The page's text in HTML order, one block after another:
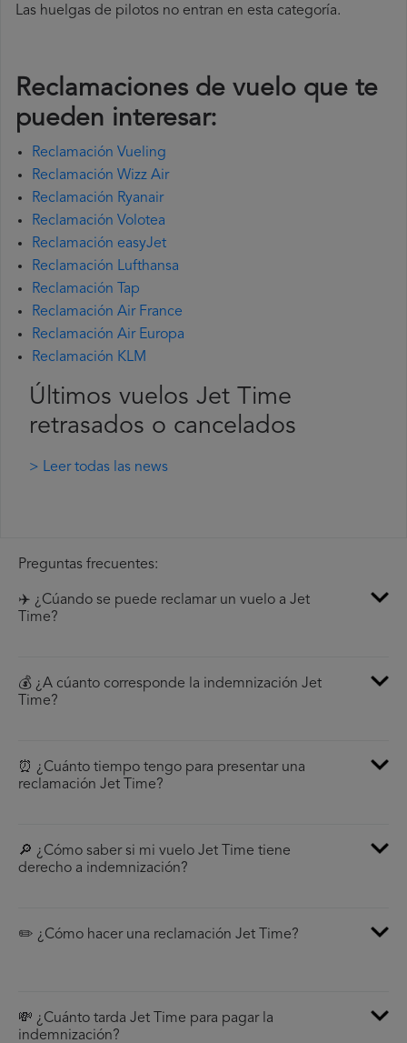
Las huelgas de pilotos no entran en esta categoría.
Reclamaciones de vuelo que te
pueden interesar:
Reclamación Vueling
Reclamación Wizz Air
Reclamación Ryanair
Reclamación Volotea
Reclamación easyJet
Reclamación Lufthansa
Reclamación Tap
Reclamación Air France
Reclamación Air Europa
Reclamación KLM
Últimos vuelos Jet Time
retrasados o cancelados
> Leer todas las news
Preguntas frecuentes:
✈️ ¿Cúando se puede reclamar un vuelo a Jet
Time?
💰 ¿A cúanto corresponde la indemnización Jet
Time?
⏰ ¿Cuánto tiempo tengo para presentar una
reclamación Jet Time?
🔎 ¿Cómo saber si mi vuelo Jet Time tiene
derecho a indemnización?
✏️ ¿Cómo hacer una reclamación Jet Time?
💸 ¿Cuánto tarda Jet Time para pagar la
indemnización?